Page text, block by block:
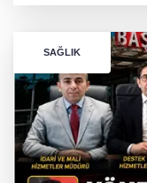
SAĞLIK